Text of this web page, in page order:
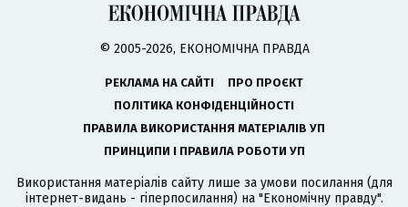
© 2005-2026, ЕКОНОМІЧНА ПРАВДА
РЕКЛАМА НА САЙТІ
ПРО ПРОЄКТ
ПОЛІТИКА КОНФІДЕНЦІЙНОСТІ
ПРАВИЛА ВИКОРИСТАННЯ МАТЕРІАЛІВ УП
ПРИНЦИПИ І ПРАВИЛА РОБОТИ УП
Використання матеріалів сайту лише за умови посилання (для
інтернет-видань - гіперпосилання) на "Економічну правду".